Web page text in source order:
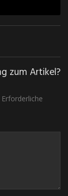
zum Artikel?